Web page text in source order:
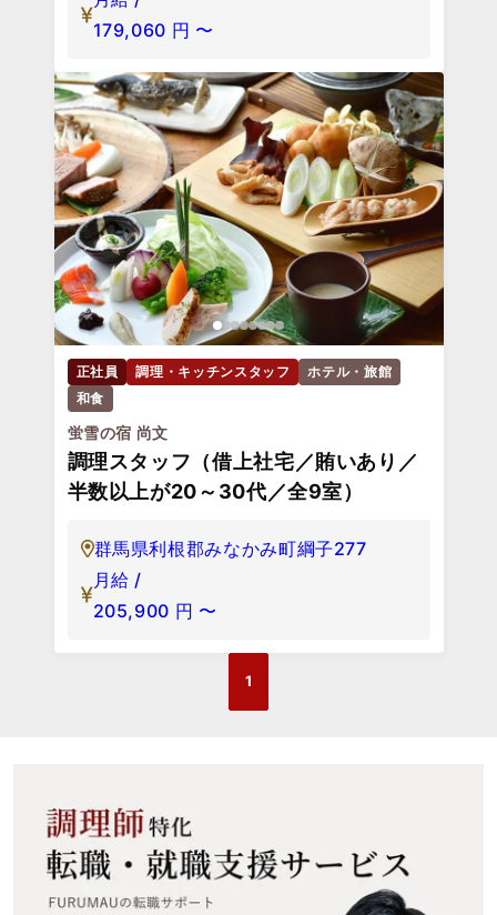
179,060 円 〜
正社員 調理・キッチンスタッフ
ホテル・旅館
和食
蛍雪の宿 尚文
調理スタッフ（借上社宅／賄いあり／
半数以上が20～30代／全9室）
群馬県利根郡みなかみ町綱子277
月給 /
205,900 円 〜
1